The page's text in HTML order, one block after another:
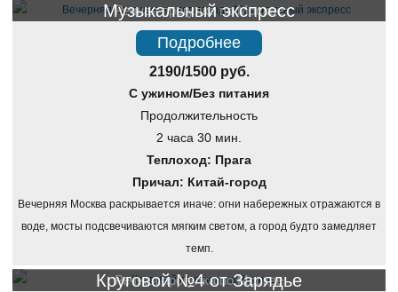
Речная прогулка по Москве
Музыкальный экспресс
Подробнее
2190/1500 руб.
С ужином/Без питания
Продолжительность
2 часа 30 мин.
Теплоход: Прага
Причал: Китай-город
Вечерняя Москва раскрывается иначе: огни набережных отражаются в
воде, мосты подсвечиваются мягким светом, а город будто замедляет
темп.
Речная прогулка по Москве
Круговой №4 от Зарядье